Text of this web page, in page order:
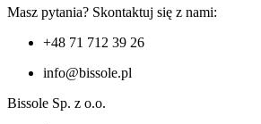
Masz pytania? Skontaktuj się z nami:
+48 71 712 39 26
info@bissole.pl
Bissole Sp. z o.o.